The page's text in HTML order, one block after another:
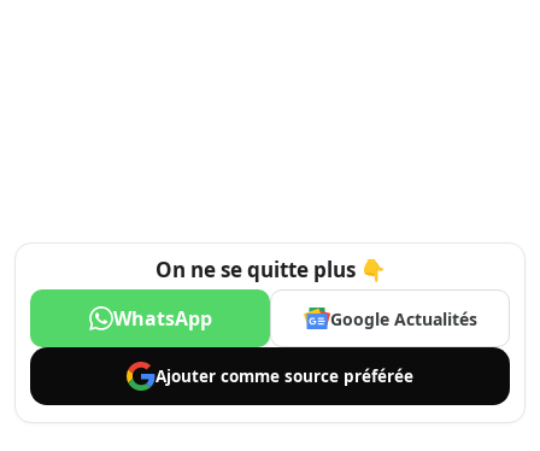
On ne se quitte plus 👇
WhatsApp Google Actualités
Ajouter comme source préférée